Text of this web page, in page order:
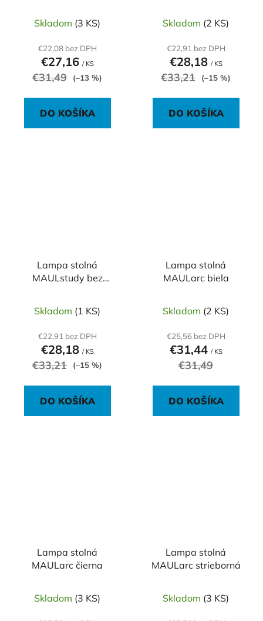
Skladom (3 KS)
€22,08 bez DPH
€27,16 / KS
€31,49 (–13 %)
DO KOŠÍKA
Skladom (2 KS)
€22,91 bez DPH
€28,18 / KS
€33,21 (–15 %)
DO KOŠÍKA
Lampa stolná
MAULstudy bez
Skladom (1 KS)
€22,91 bez DPH
€28,18 / KS
€33,21 (–15 %)
DO KOŠÍKA
Lampa stolná
MAULarc biela
Skladom (2 KS)
€25,56 bez DPH
€31,44 / KS
€31,49
DO KOŠÍKA
Lampa stolná
MAULarc čierna
Skladom (3 KS)
Lampa stolná
MAULarc strieborná
Skladom (3 KS)